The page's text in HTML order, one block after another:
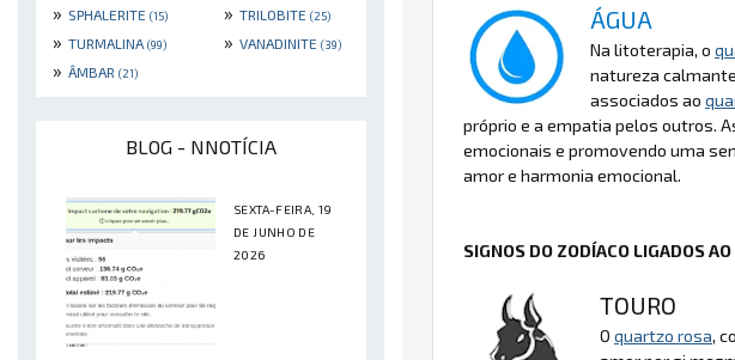
» SPHALERITE (15) » TRILOBITE (25)
» TURMALINA (99) » VANADINITE (39)
» ÂMBAR (21)
BLOG - NNOTÍCIA
SEXTA-FEIRA, 19
DE JUNHO DE
2026
ÁGUA
Na litoterapia, o
natureza
associados ao
próprio e a empatia pelos outros.
emocionais e promovendo uma
amor e harmonia emocional.
SIGNOS DO ZODÍACO LIGADOS
TOURO
O quartzo rosa,